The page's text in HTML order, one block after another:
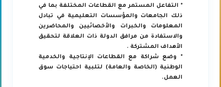
* التفاعل المستمر مع القطاعات المختلفة بما في
ذلك الجامعات والمؤسسات التعليمية في تبادل
المعلومات والخبرات والأخصائيين والمحاضرين
والاستفادة من مرافق الدولة ذات العلاقة لتحقيق
الأهداف المشتركة .
* وضع شراكة مع القطاعات الإنتاجية والخدمية
الوطنية (الخاصة والعامة) لتلبية احتياجات سوق
العمل.